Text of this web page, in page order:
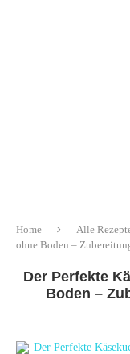
Home Alle
ohne Boden –
Der Perfekte
Boden –